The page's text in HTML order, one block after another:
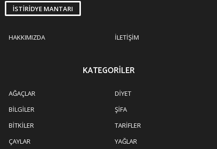
İSTIRIDYE MANTARI
HAKKIMIZDA İLETIŞIM
KATEGORILER
AĞAÇLAR
BILGILER
BITKILER
ÇAYLAR
DIYET
ŞIFA
TARIFLER
YAĞLAR